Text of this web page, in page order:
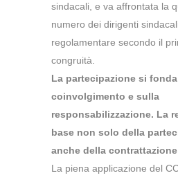
sindacali, e va affrontata la
numero dei dirigenti
regolamentare secondo il
congruità.
La partecipazione si
coinvolgimento e sulla
responsabilizzazione. La
base non solo della
anche della contrattazione
La piena applicazione del